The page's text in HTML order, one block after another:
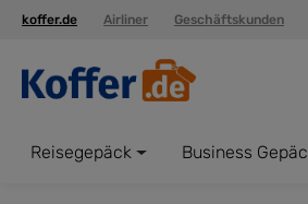
Zur Hauptnavigation
koffer.de Airliner Geschäftskunden
Reisegepäck Business